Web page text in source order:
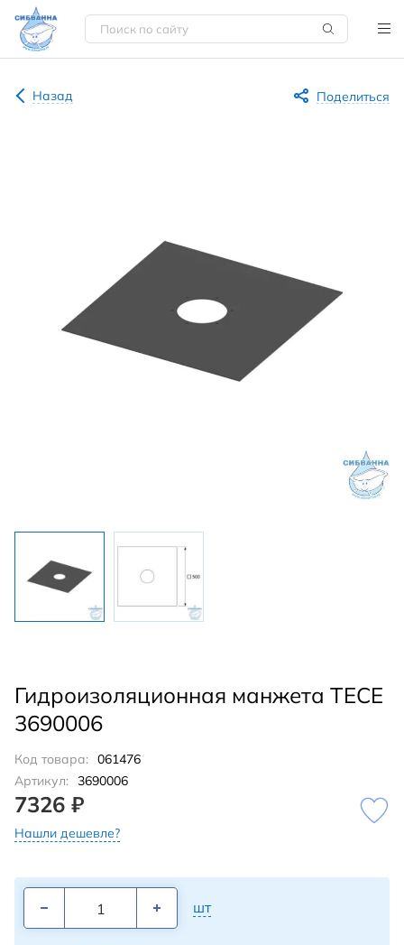
Назад Поделиться
Гидроизоляционная манжета TECE
3690006
Код товара: 061476
Артикул: 3690006
7326 ₽
Нашли дешевле?
шт